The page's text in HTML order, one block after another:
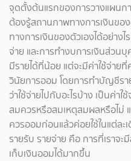
จุดตั้งต้นแรกของการวางแผนก
ต้องรู้สถานภาพทางการเงินขอ
ทางการเงินของตัวเองได้อย่าง
จ่าย และการทำงบการเงินส่วน
มีรายได้ที่น้อย แต่จะมีค่าใช้จ่าย
วินัยการออม โดยการทำบัญชีรา
ว่าใช้จ่ายไปกับอะไรบ้าง เป็นค่า
สมควรหรือสมเหตุสมผลหรือไม่ แ
ควรออมก่อนแล้วค่อยใช้ในแต่ละ
รายรับ รายจ่าย คือ การที่เราจะ
เก็บเงินออมได้มากขึ้น